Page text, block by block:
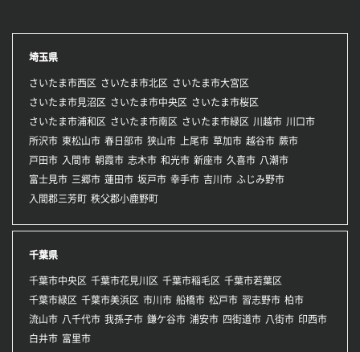
埼玉県
さいたま市西区 さいたま市北区
さいたま市大宮区
さいたま市見沼区
さいたま市中央区
さいたま市桜区
さいたま市浦和区
さいたま市南区 さいたま市緑区 川越市 川口市
所沢市 東松山市 春日部市 狭山市 上尾市 草加市 越谷市 蕨市
戸田市 入間市 朝霞市 志木市 和光市 新座市 久喜市 八潮市
富士見市 三郷市 蓮田市 坂戸市 幸手市 吉川市 ふじみ野市
入間郡三芳町 秩父郡小鹿野町
千葉県
千葉市中央区 千葉市花見川区 千葉市稲毛区 千葉市若葉区
千葉市緑区 千葉市美浜区 市川市 船橋市 松戸市 習志野市 柏市
流山市 八千代市 我孫子市 鎌ケ谷市 浦安市 四街道市 八街市 印西市
白井市 富里市